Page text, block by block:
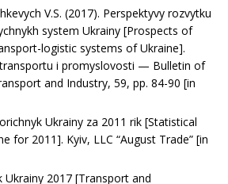
V.S. (2017). Perspektyvy rozvytku
system Ukrainy [Prospects of
logistic systems of Ukraine].
i promyslovosti — Bulletin of
and Industry, 59, рр. 84-90 [in
Ukrainy za 2011 rik [Statistical
for 2011]. Kyiv, LLC “August Trade” [in
Ukrainy 2017 [Transport and